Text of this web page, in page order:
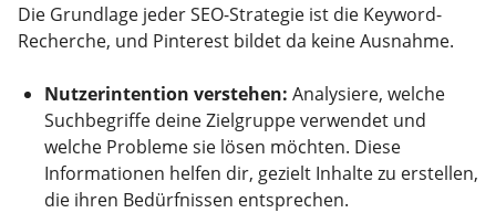
Die Grundlage jeder SEO-Strategie ist die Keyword-
Recherche, und Pinterest bildet da keine Ausnahme.
Nutzerintention verstehen: Analysiere, welche
Suchbegriffe deine Zielgruppe verwendet und
welche Probleme sie lösen möchten. Diese
Informationen helfen dir, gezielt Inhalte zu erstellen,
die ihren Bedürfnissen entsprechen.